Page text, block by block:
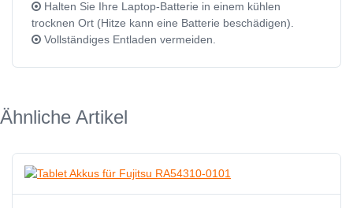
Halten Sie Ihre Laptop-Batterie in einem kühlen
trocknen Ort (Hitze kann eine Batterie beschädigen).
Vollständiges Entladen vermeiden.
Ähnliche Artikel